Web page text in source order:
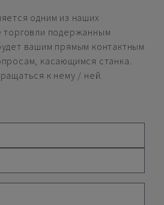
одним из наших
подержанным
вашим прямым контактным
касающимся станка.
к нему / ней.